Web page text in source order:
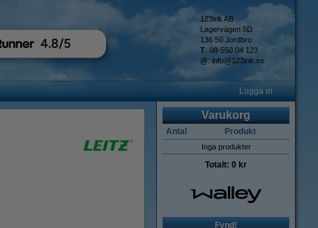
123ink AB
Lagervägen 5D
136 50 Jordbro
T: 08-550 04 123
@: info@123ink.se
Logga in
Varukorg
Antal Produkt
Inga produkter
Totalt: 0 kr
Fynd!